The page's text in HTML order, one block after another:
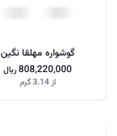
گوشواره مهلقا نگین
808,220,000ریال
از3.14 گرم